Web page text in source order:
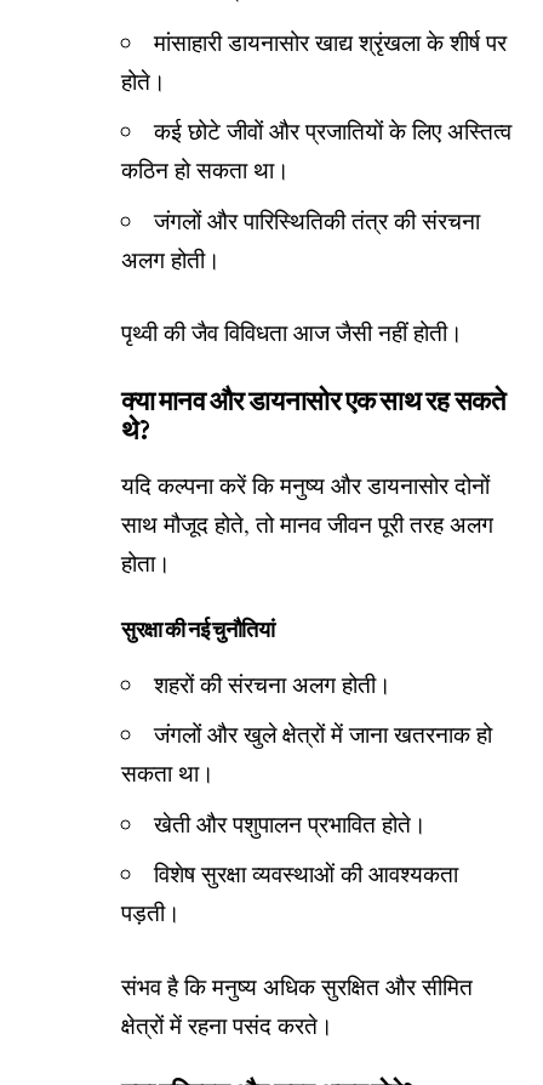
मांसाहारी डायनासोर खाद्य श्रृंखला के शीर्ष पर
होते।
कई छोटे जीवों और प्रजातियों के लिए अस्तित्व
कठिन हो सकता था।
जंगलों और पारिस्थितिकी तंत्र की संरचना
अलग होती।
पृथ्वी की जैव विविधता आज जैसी नहीं होती।
क्या मानव और डायनासोर एक साथ रह सकते
थे?
यदि कल्पना करें कि मनुष्य और डायनासोर दोनों
साथ मौजूद होते, तो मानव जीवन पूरी तरह अलग
होता।
सुरक्षा की नई चुनौतियां
शहरों की संरचना अलग होती।
जंगलों और खुले क्षेत्रों में जाना खतरनाक हो
सकता था।
खेती और पशुपालन प्रभावित होते।
विशेष सुरक्षा व्यवस्थाओं की आवश्यकता
पड़ती।
संभव है कि मनुष्य अधिक सुरक्षित और सीमित
क्षेत्रों में रहना पसंद करते।